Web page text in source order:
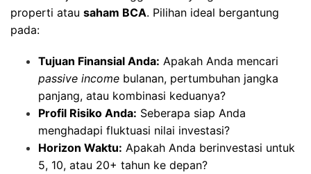
properti atau saham BCA. Pilihan ideal bergantung
pada:
Tujuan Finansial Anda: Apakah Anda mencari
passive income bulanan, pertumbuhan jangka
panjang, atau kombinasi keduanya?
Profil Risiko Anda: Seberapa siap Anda
menghadapi fluktuasi nilai investasi?
Horizon Waktu: Apakah Anda berinvestasi untuk
5, 10, atau 20+ tahun ke depan?